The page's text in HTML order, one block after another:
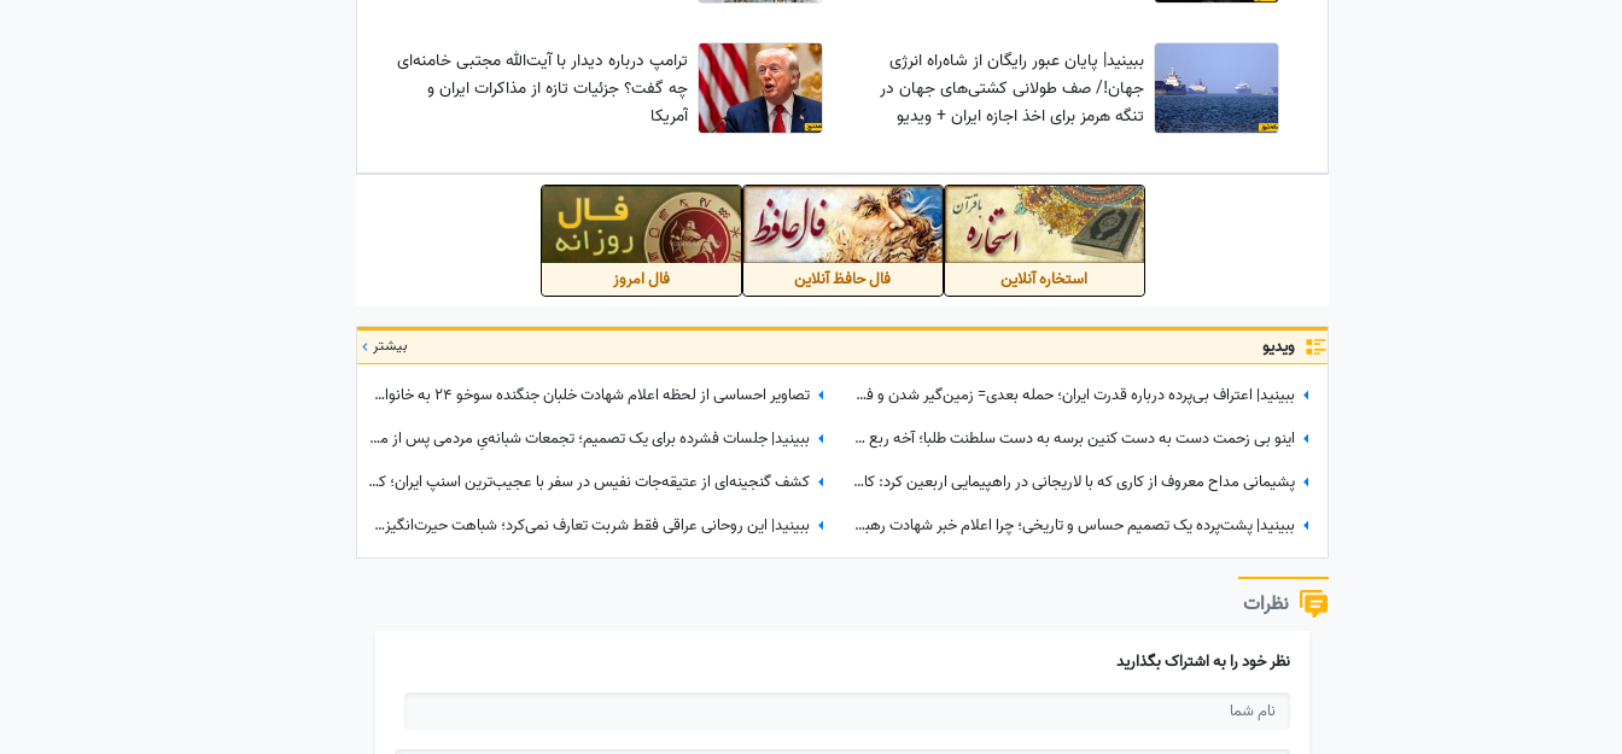
ببینید| پایان عبور رایگان از شاه‌راه انرژی
جهان!/ صف طولانی کشتی‌های جهان در
تنگه هرمز برای اخذ اجازه ایران + ویدیو
ترامپ درباره دیدار با آیت‌الله مجتبی خامنه‌ای
چه گفت؟ جزئیات تازه از مذاکرات ایران و
آمریکا
استخاره آنلاین فال حافظ آنلاین فال امروز
ویدیو بیشتر
ببینید| اعتراف بی‌پرده درباره قدرت ایران؛ حمله بعدی= زمین‌گیر شدن و فلج شدن ما!
تصاویر احساسی از لحظه اعلام شهادت خلبان جنگنده سوخو 24 به خانواده ایشان؛ لحظاتی تلخ از گریه و اشک...
اینو بی زحمت دست به دست کنین برسه به دست سلطنت طلبا؛ آخه ربع پهلوی تا حالا توی دعوای محله‌ای هم شرکت نکرده که آرزوی این چنینی براش دارید!+ویدیو
ببینید| جلسات فشرده برای یک تصمیم؛ تجمعات شبانه‌یِ مردمی پس از ماه صفر باز هم ادامه دارد؟
پشیمانی مداح معروف از کاری که با لاریجانی در راهپیمایی اربعین کرد: کاش این کار را نمی‌کردم
کشف گنجینه‌ای از عتیقه‌جات نفیس در سفر با عجیب‌ترین اسنپ ایران؛ کلکسیونی که همه را شگفت‌زده کرد
ببینید| پشت‌پرده یک تصمیم حساس و تاریخی؛ چرا اعلام خبر شهادت رهبر شهید به سحر موکول شد؟
ببینید| این روحانی عراقی فقط شربت تعارف نمی‌کرد؛ شباهت حیرت‌انگیزش به رهبر شهید انقلاب همه را در این موکب متوقف کرد
نظرات
نظر خود را به اشتراک بگذارید